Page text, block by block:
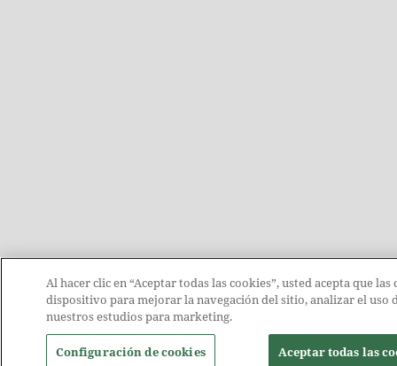
Al hacer clic en “Aceptar todas las cookies”, usted acepta que las
dispositivo para mejorar la navegación del sitio, analizar el uso
nuestros estudios para marketing.
Configuración de cookies Aceptar todas las